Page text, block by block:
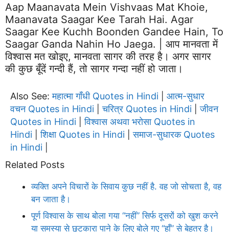
Aap Maanavata Mein Vishvaas Mat Khoie,
Maanavata Saagar Kee Tarah Hai. Agar
Saagar Kee Kuchh Boonden Gandee Hain, To
Saagar Ganda Nahin Ho Jaega. | आप मानवता में
विश्वास मत खोइए, मानवता सागर की तरह है। अगर सागर
की कुछ बूँदें गन्दी हैं, तो सागर गन्दा नहीं हो जाता।
Also See:महात्मा गाँधी Quotes in Hindi
आत्म-सुधार
वचन Quotes in Hindi |चरित्र Quotes in Hindi |जीवन
Quotes in Hindi |विश्वास अथवा भरोसा Quotes in
Hindi |शिक्षा Quotes in Hindi |समाज-सुधारक Quotes
in Hindi
Related Posts
व्यक्ति अपने विचारों के सिवाय कुछ नहीं है. वह जो सोचता है, वह
बन जाता है।
पूर्ण विश्वास के साथ बोला गया “नहीं” सिर्फ दूसरों को खुश करने
या समस्या से छुटकारा पाने के लिए बोले गए “हाँ” से बेहतर है।